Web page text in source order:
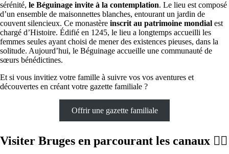
sérénité, le Béguinage invite à la contemplation. Le lieu est composé
d’un ensemble de maisonnettes blanches, entourant un jardin de
couvent silencieux. Ce monastère inscrit au patrimoine mondial est
chargé d’Histoire. Édifié en 1245, le lieu a longtemps accueilli les
femmes seules ayant choisi de mener des existences pieuses, dans la
solitude. Aujourd’hui, le Béguinage accueille une communauté de
sœurs bénédictines.
Et si vous invitiez votre famille à suivre vos vos aventures et
découvertes en créant votre gazette familiale ?
Offrir une gazette familiale
Visiter Bruges en parcourant les canaux 🚣‍♀️